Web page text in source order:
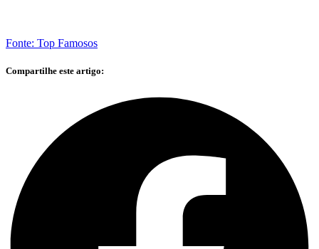
Fonte: Top Famosos
Compartilhe este artigo: